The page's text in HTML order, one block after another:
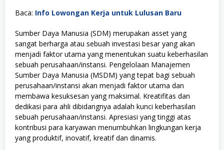
Baca: Info Lowongan Kerja untuk Lulusan Baru
Sumber Daya Manusia (SDM) merupakan asset yang
sangat berharga atau sebuah investasi besar yang akan
menjadi faktor utama yang menentukan suatu keberhasilan
sebuah perusahaan/instansi. Pengelolaan Manajemen
Sumber Daya Manusia (MSDM) yang tepat bagi sebuah
perusahaan/instansi akan menjadi faktor utama dan
membawa kesuksesan yang maksimal. Kreatifitas dan
dedikasi para ahli dibidangnya adalah kunci keberhasilan
sebuah perusahaan/instansi. Apresiasi yang tinggi atas
kontribusi para karyawan menumbuhkan lingkungan kerja
yang produktif, inovatif, kreatif dan dinamis.